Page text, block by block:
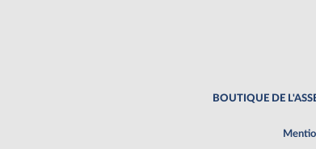
BOUTIQUE DE